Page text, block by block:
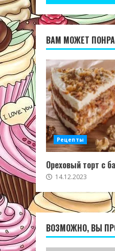
ВАМ МОЖЕТ
Рецепты
Ореховый торт с
14.12.2023
ВОЗМОЖНО, ВЫ